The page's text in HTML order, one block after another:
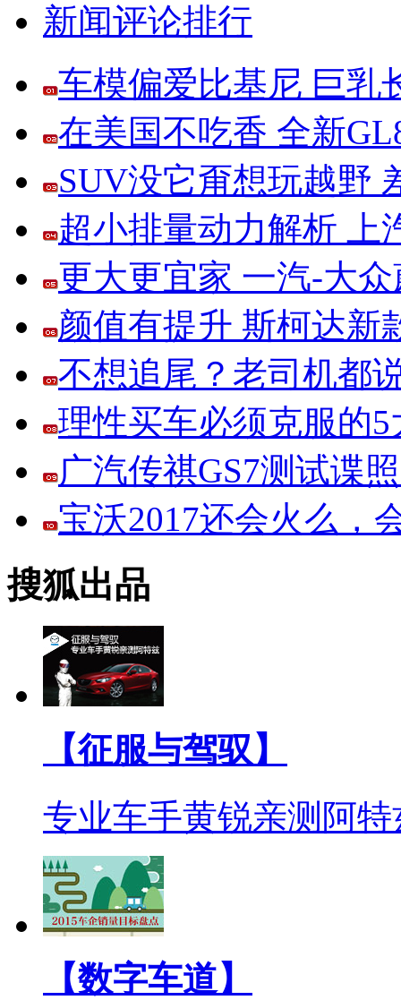
新闻评论排行
车模偏爱比基尼 巨乳
在美国不吃香 全新
SUV没它甭想玩越野
超小排量动力解析 上
更大更宜家 一汽-大
颜值有提升 斯柯达新
不想追尾？老司机都
理性买车必须克服的5
广汽传祺GS7测试谍
宝沃2017还会火么，
搜狐出品
【征服与驾驭】
专业车手黄锐亲测阿特
【数字车道】